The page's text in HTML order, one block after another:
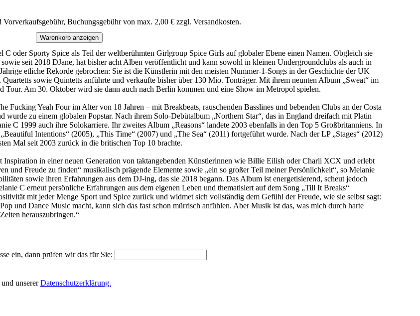
Buchungsgebühr von max. 2,00 € zzgl. Versandkosten.
Warenkorb anzeigen
oder Sporty Spice als Teil der weltberühmten Girlgroup Spice Girls auf globaler Ebene einen Namen. Obgleich sie
seit 2018 DJane, hat bisher acht Alben veröffentlicht und kann sowohl in kleinen Undergroundclubs als auch in
etliche Rekorde gebrochen: Sie ist die Künstlerin mit den meisten Nummer-1-Songs in der Geschichte der UK
sowie Quintetts anführte und verkaufte bisher über 130 Mio. Tonträger. Mit ihrem neunten Album „Sweat“ im
Tour. Am 30. Oktober wird sie dann auch nach Berlin kommen und eine Show im Metropol spielen.
Yeah Four im Alter von 18 Jahren – mit Breakbeats, rauschenden Basslines und bebenden Clubs an der Costa
zu einem globalen Popstar. Nach ihrem Solo-Debütalbum „Northern Star“, das in England dreifach mit Platin
C 1999 auch ihre Solokarriere. Ihr zweites Album „Reasons“ landete 2003 ebenfalls in den Top 5 Großbritanniens. In
Intentions“ (2005), „This Time“ (2007) und „The Sea“ (2011) fortgeführt wurde. Nach der LP „Stages“ (2012)
Mal seit 2003 zurück in die britischen Top 10 brachte.
Inspiration in einer neuen Generation von taktangebenden Künstlerinnen wie Billie Eilish oder Charli XCX und erlebt
und Freude zu finden“ musikalisch prägende Elemente sowie „ein so großer Teil meiner Persönlichkeit“, so Melanie
sowie ihren Erfahrungen aus dem DJ-ing, das sie 2018 begann. Das Album ist energetisierend, scheut jedoch
C erneut persönliche Erfahrungen aus dem eigenen Leben und thematisiert auf dem Song „Till It Breaks“
mit jeder Menge Sport und Spice zurück und widmet sich vollständig dem Gefühl der Freude, wie sie selbst sagt:
und Dance Music macht, kann sich das fast schon mürrisch anfühlen. Aber Musik ist das, was mich durch harte
herauszubringen.“
ein, dann prüfen wir das für Sie:
unsererDatenschutzerklärung.